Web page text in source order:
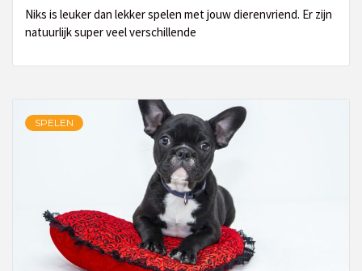
Niks is leuker dan lekker spelen met jouw dierenvriend. Er zijn
natuurlijk super veel verschillende
SPELEN